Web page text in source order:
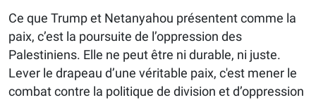
Ce que Trump et Netanyahou présentent comme la
paix, c’est la poursuite de l’oppression des
Palestiniens. Elle ne peut être ni durable, ni juste.
Lever le drapeau d’une véritable paix, c'est mener le
combat contre la politique de division et d’oppression